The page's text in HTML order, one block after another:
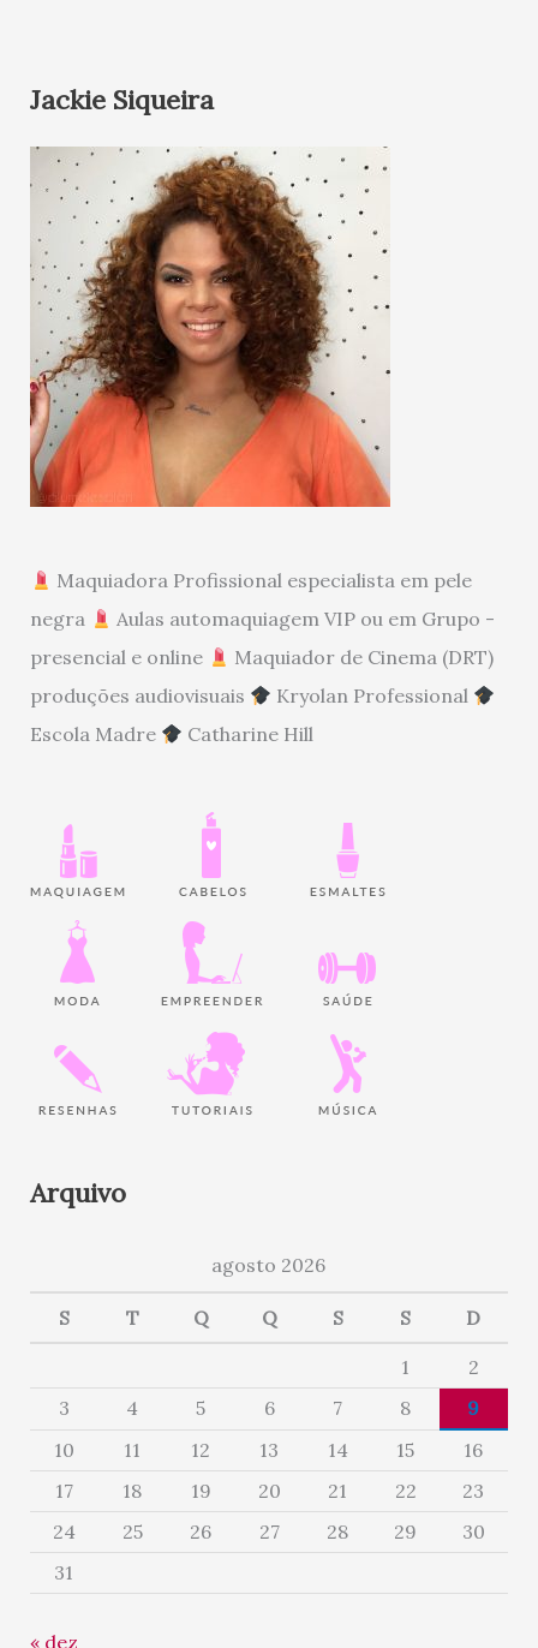
Jackie Siqueira
Maquiadora Profissional especialista em pele
negra
Aulas automaquiagem VIP ou em Grupo -
presencial e online
Maquiador de Cinema (DRT)
produções audiovisuais
Kryolan Professional
Escola Madre
Catharine Hill
Arquivo
agosto 2026
S T Q Q S S D
1
2
3
4 5 6 7 8
9
10
11 12 13 14 15
16
17
18 19 20 21 22
23
24
25 26 27 28 29
30
31
« dez